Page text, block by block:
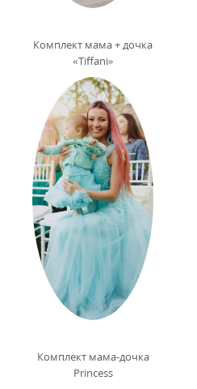
Комплект мама + дочка
«Tiffani»
Комплект мама-дочка
Princess